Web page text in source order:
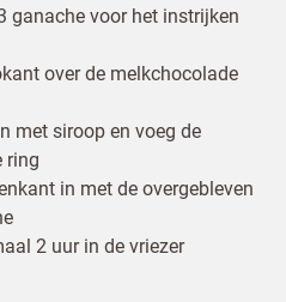
ganache voor het instrijken
over de melkchocolade
met siroop en voeg de
ring
in met de overgebleven
2 uur in de vriezer